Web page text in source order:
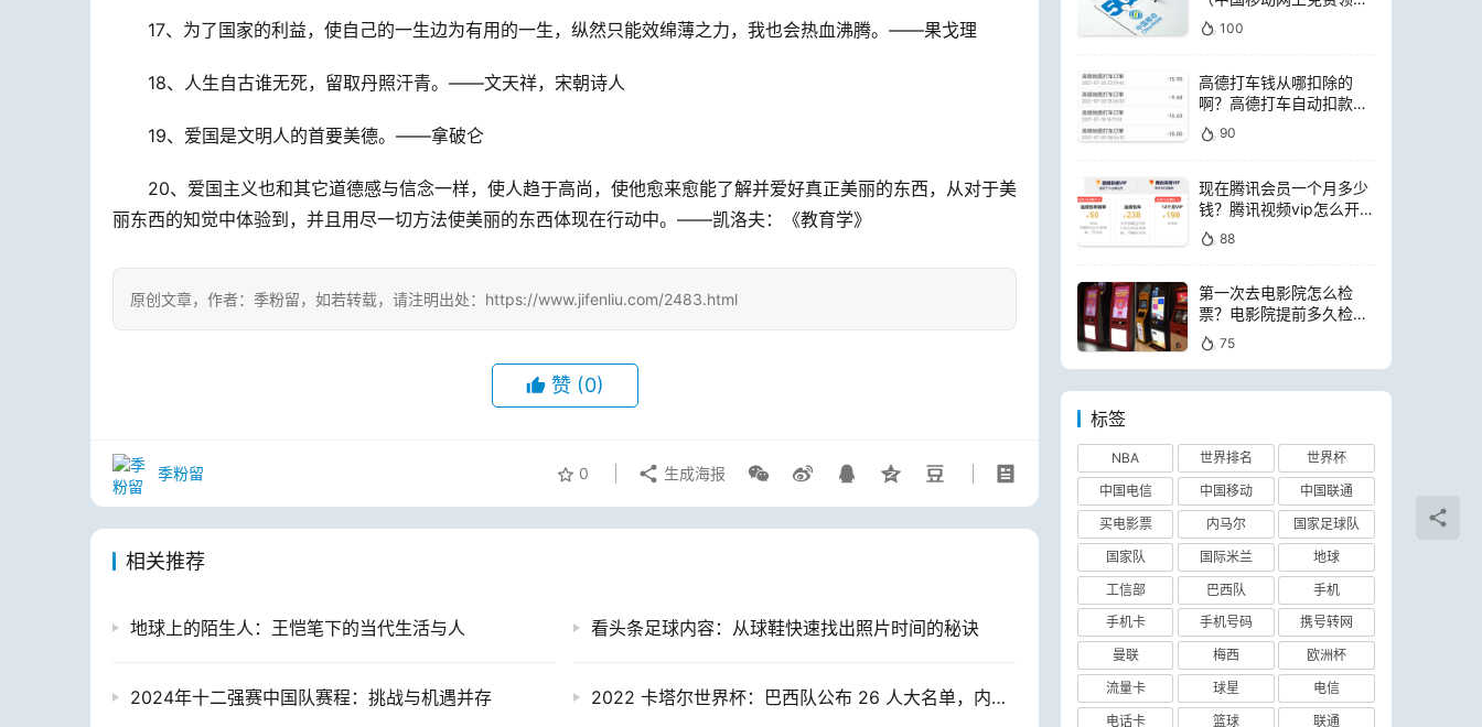
17、为了国家的利益，使自己的一生边为有用的一生，纵然只能效绵薄之力，我也会热血沸腾。——果戈理
18、人生自古谁无死，留取丹照汗青。——文天祥，宋朝诗人
19、爱国是文明人的首要美德。——拿破仑
20、爱国主义也和其它道德感与信念一样，使人趋于高尚，使他愈来愈能了解并爱好真正美丽的东西，从对于美
丽东西的知觉中体验到，并且用尽一切方法使美丽的东西体现在行动中。——凯洛夫：《教育学》
原创文章，作者：季粉留，如若转载，请注明出处：https://www.jifenliu.com/2483.html
赞 (0)
季粉留 0 生成海报
相关推荐
地球上的陌生人：王恺笔下的当代生活与人 看头条足球内容：从球鞋快速找出照片时间的秘诀
2024年十二强赛中国队赛程：挑战与机遇并存 2022 卡塔尔世界杯：巴西队公布 26 人大名单，内马尔领衔
话卡）
100
高德打车钱从哪扣除的
啊？高德打车自动扣款是
扣哪里的钱
90
现在腾讯会员一个月多少
钱？腾讯视频vip怎么开通
便宜88
第一次去电影院怎么检
票？电影院提前多久检票
进场75
标签
NBA 世界排名
世界杯
中国电信
中国移动
中国联通
买电影票
内马尔
国家足球队
国家队
国际米兰
地球
工信部
巴西队
手机
手机卡
手机号码
携号转网
曼联
梅西
欧洲杯
流量卡
球星
电信
电话卡
篮球 联通